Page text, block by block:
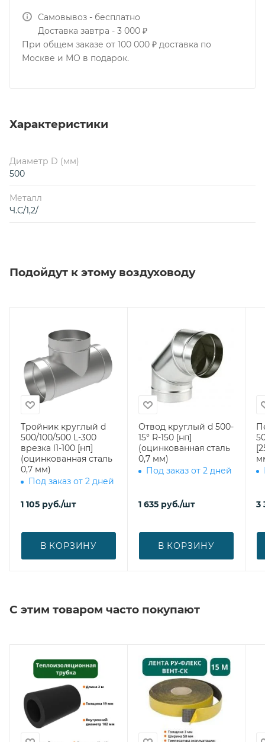
Самовывоз - бесплатно
Доставка завтра - 3 000 ₽
При общем заказе от 100 000 ₽ доставка по
Москве и МО в подарок.
Характеристики
Диаметр D (мм)
500
Металл
Ч.С/1,2/
Подойдут к этому воздуховоду
Тройник круглый d
500/100/500 L-300
врезка l1-100 [нп]
(оцинкованная сталь
0,7 мм)
Под заказ от 2 дней
1 105 руб./шт
В КОРЗИНУ
Отвод круглый d 500-
15° R-150 [нп]
(оцинкованная сталь
0,7 мм)
Под заказ от 2 дней
1 635 руб./шт
В КОРЗИНУ
3
С этим товаром часто покупают